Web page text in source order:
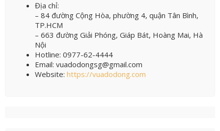
Địa chỉ:
– 84 đường Cộng Hòa, phường 4, quận Tân Bình,
TP.HCM
– 663 đường Giải Phóng, Giáp Bát, Hoàng Mai, Hà
Nội
Hotline: 0977-62-4444
Email: vuadodongsg@gmail.com
Website: https://vuadodong.com